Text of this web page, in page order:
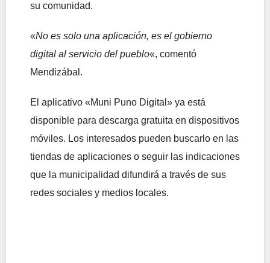
su comunidad.
«No es solo una aplicación, es el gobierno
digital al servicio del pueblo«, comentó
Mendizábal.
El aplicativo «Muni Puno Digital» ya está
disponible para descarga gratuita en dispositivos
móviles. Los interesados pueden buscarlo en las
tiendas de aplicaciones o seguir las indicaciones
que la municipalidad difundirá a través de sus
redes sociales y medios locales.